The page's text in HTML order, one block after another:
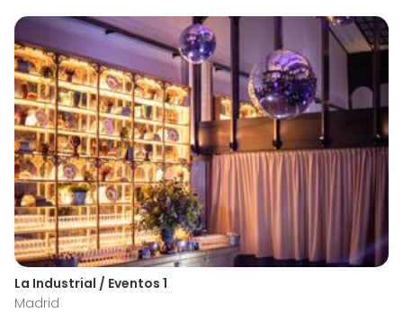
La Industrial / Eventos 1
Madrid